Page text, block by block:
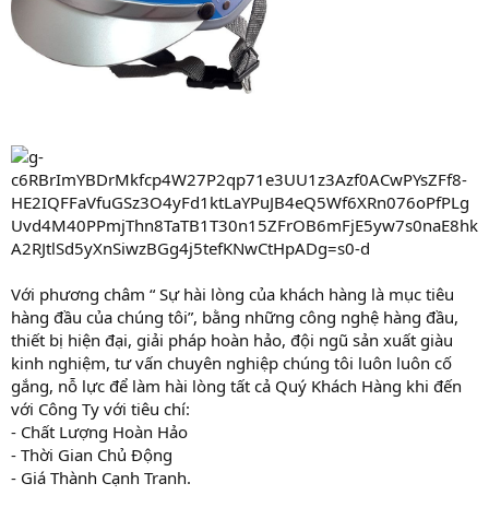
Với phương châm “ Sự hài lòng của khách hàng là mục tiêu
hàng đầu của chúng tôi”, bằng những công nghệ hàng đầu,
thiết bị hiện đại, giải pháp hoàn hảo, đội ngũ sản xuất giàu
kinh nghiệm, tư vấn chuyên nghiệp chúng tôi luôn luôn cố
gắng, nỗ lực để làm hài lòng tất cả Quý Khách Hàng khi đến
với Công Ty với tiêu chí:
- Chất Lượng Hoàn Hảo
- Thời Gian Chủ Động
- Giá Thành Cạnh Tranh.